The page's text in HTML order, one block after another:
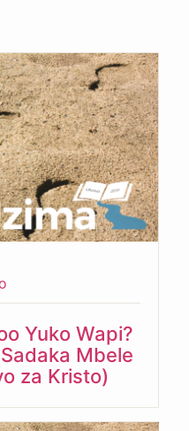
Yuko Wapi?
Mbele
za Kristo)